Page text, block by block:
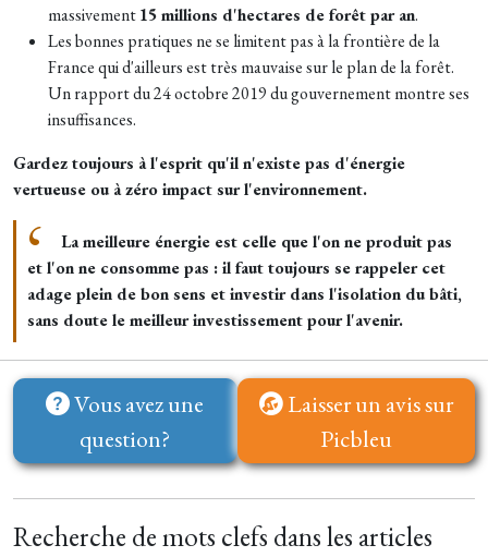
massivement15 millions d'hectares de forêt par an.
Les bonnes pratiques ne se limitent pas à la frontière de la
France qui d'ailleurs est très mauvaise sur le plan de la forêt.
Un rapport du 24 octobre 2019 du gouvernement montre ses
insuffisances.
Gardez toujours à l'esprit qu'il n'existe pas d'énergie
vertueuse ou à zéro impact sur l'environnement.
La meilleure énergie est celle que l'on ne produit pas
et l'on ne consomme pas : il faut toujours se rappeler cet
adage plein de bon sens et investir dans l'isolation du bâti,
sans doute le meilleur investissement pour l'avenir.
Vous avez une
question?
Laisser un avis sur
Picbleu
Recherche de mots clefs dans les articles